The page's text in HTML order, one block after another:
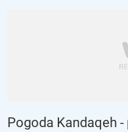
Pogoda Kandaqeh